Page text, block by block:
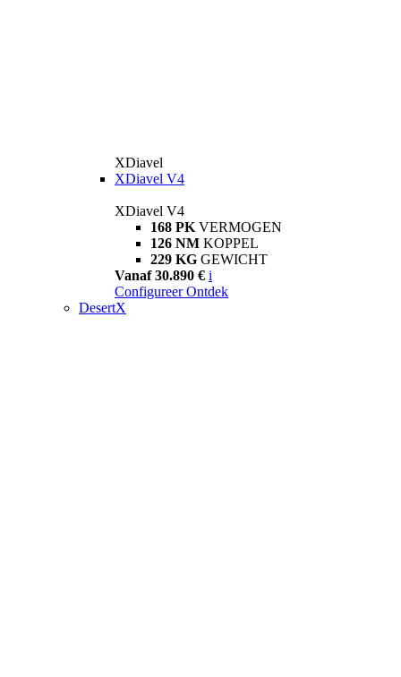
XDiavel
XDiavel V4
XDiavel V4
168 PK VERMOGEN
126 NM KOPPEL
229 KG GEWICHT
Vanaf 30.890 € i
Configureer Ontdek
DesertX